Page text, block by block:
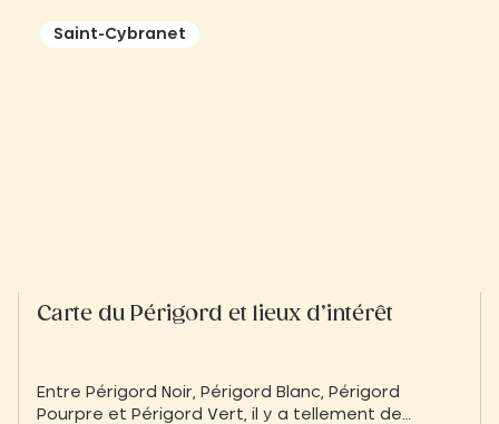
Saint-Cybranet
Carte du Périgord et lieux d’intérêt
Entre Périgord Noir, Périgord Blanc, Périgord
Pourpre et Périgord Vert, il y a tellement de